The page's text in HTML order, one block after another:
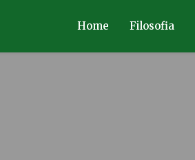
Home Filosofia